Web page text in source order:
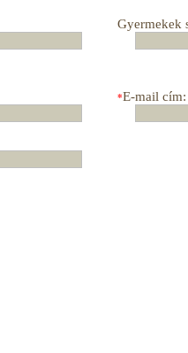
Gyermekek
*E-mail cím: